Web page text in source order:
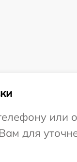
или
для